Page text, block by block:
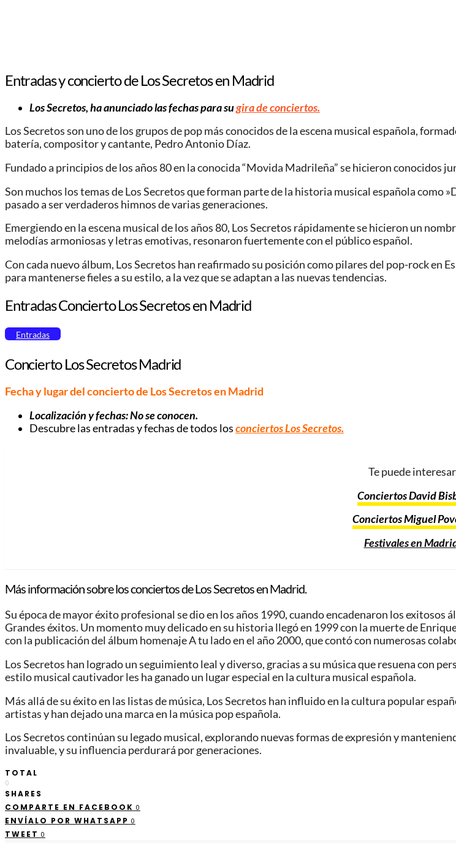
Entradas y concierto de Los Secretos en Madrid
Los Secretos, ha anunciado las fechas para sugira de conciertos.
Los Secretos son uno de los grupos de pop más conocidos de la escena musical española,
batería, compositor y cantante, Pedro Antonio Díaz.
Fundado a principios de los años 80 en la conocida “Movida Madrileña” se hicieron conocidos
Son muchos los temas de Los Secretos que forman parte de la historia musical española como
pasado a ser verdaderos himnos de varias generaciones.
Emergiendo en la escena musical de los años 80, Los Secretos rápidamente se hicieron un
melodías armoniosas y letras emotivas, resonaron fuertemente con el público español.
Con cada nuevo álbum, Los Secretos han reafirmado su posición como pilares del pop-rock en
para mantenerse fieles a su estilo, a la vez que se adaptan a las nuevas tendencias.
Entradas Concierto Los Secretos en Madrid
Entradas
Concierto Los Secretos Madrid
Fecha y lugar del concierto de Los Secretos en Madrid
Localización y fechas: No se conocen.
Descubre las entradas y fechas de todos losconciertos Los Secretos.
Te puede interesar
Conciertos David
Conciertos Miguel
Festivales en
Más información sobre los conciertos de Los Secretos en Madrid.
Su época de mayor éxito profesional se dio en los años 1990, cuando encadenaron los
Grandes éxitos. Un momento muy delicado en su historia llegó en 1999 con la muerte de
con la publicación del álbum homenaje A tu lado en el año 2000, que contó con numerosas
Los Secretos han logrado un seguimiento leal y diverso, gracias a su música que resuena con
estilo musical cautivador les ha ganado un lugar especial en la cultura musical española.
Más allá de su éxito en las listas de música, Los Secretos han influido en la cultura popular
artistas y han dejado una marca en la música pop española.
Los Secretos continúan su legado musical, explorando nuevas formas de expresión y
invaluable, y su influencia perdurará por generaciones.
TOTAL
0
SHARES
COMPARTE EN FACEBOOK 0
ENVÍALO POR WHATSAPP 0
TWEET 0